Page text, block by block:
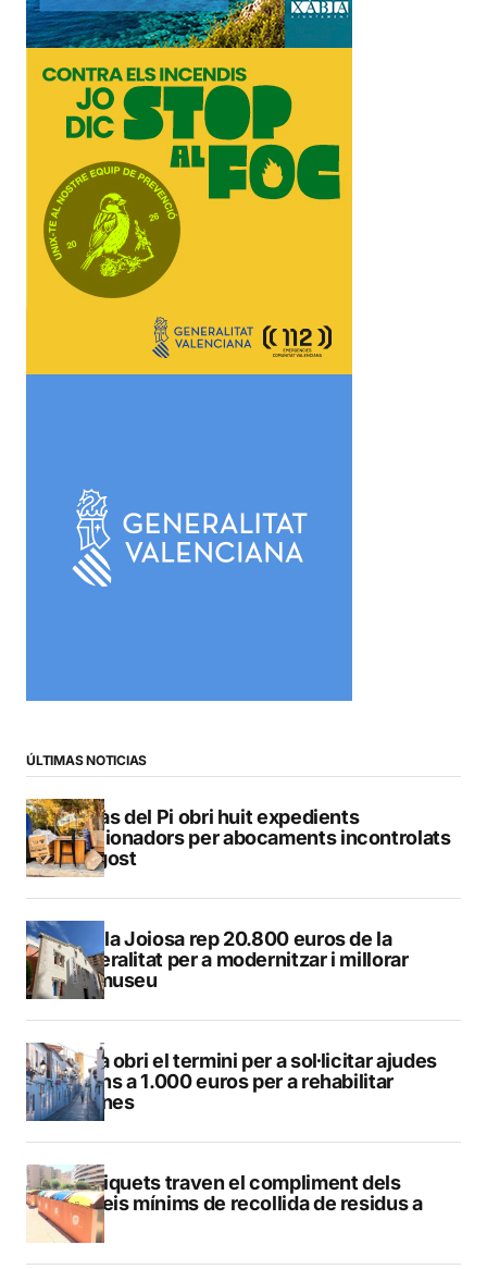
ÚLTIMAS NOTICIAS
L’Alfàs del Pi obri huit expedients
sancionadors per abocaments incontrolats
a l’agost
La Vila Joiosa rep 20.800 euros de la
Generalitat per a modernitzar i millorar
Vilamuseu
Altea obri el termini per a sol·licitar ajudes
de fins a 1.000 euros per a rehabilitar
façanes
Els piquets traven el compliment dels
serveis mínims de recollida de residus a
Calp